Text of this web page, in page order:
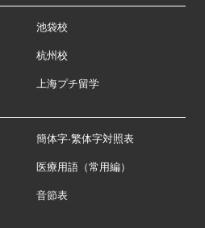
池袋校
杭州校
上海プチ留学
簡体字·繁体字対照表
医療用語（常用編）
音節表